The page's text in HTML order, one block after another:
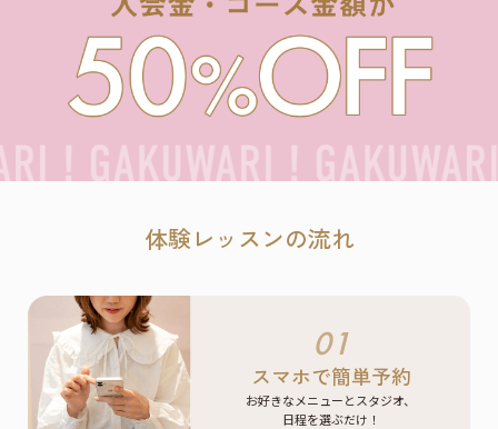
体験レッスンの流れ
01
スマホで簡単予約
お好きなメニューとスタジオ、
日程を選ぶだけ！